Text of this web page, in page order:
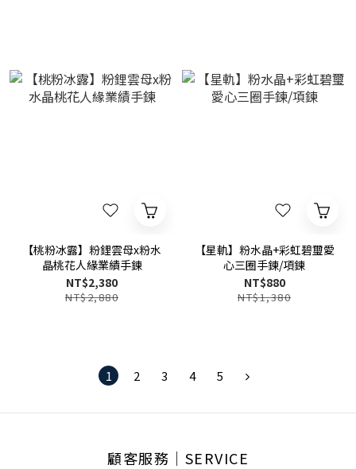
【桃粉冰露】粉鋰雲母x粉水
晶桃花人緣業績手鍊
NT$2,380
NT$2,880
【星軌】粉水晶+彩虹碧璽愛
心三圈手鍊/項鍊
NT$880
NT$1,380
1 2 3 4 5
顧客服務│SERVICE